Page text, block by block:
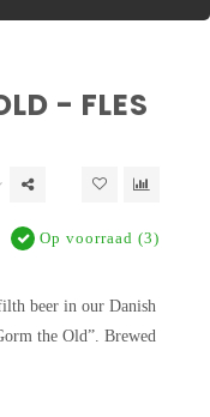
- FLES
Op voorraad (3)
beer in our Danish
the Old”. Brewed